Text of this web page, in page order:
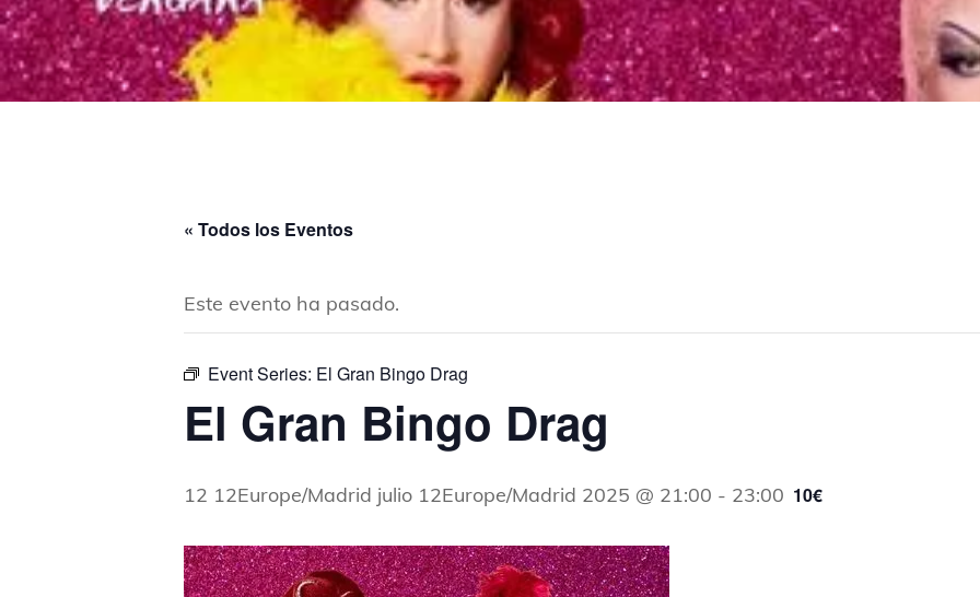
« Todos los Eventos
Este evento ha pasado.
Event Series: El Gran Bingo Drag
El Gran Bingo Drag
12 12Europe/Madrid julio 12Europe/Madrid 2025 @ 21:00 - 23:00 10€